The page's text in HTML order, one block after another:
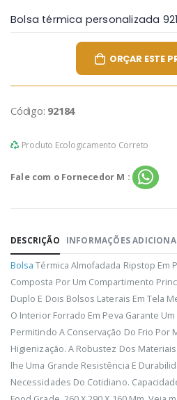
Bolsa térmica personalizada
ORÇAR ESTE
Código: 92184
Produto Ecologicamento Correto
Fale com o Fornecedor M :
DESCRIÇÃO INFORMAÇÕES
Bolsa Térmica Almofadada Ripstop Em
Composta Por Um Compartimento
Duplo E Dois Bolsos Laterais Em Tela
O Interior Forrado Em Peva Garante
Permitindo A Conservação Do Frio Por
Higienização. A Robustez Dos
lhe Uma Grande Resistência E
Necessidades Do Cotidiano.